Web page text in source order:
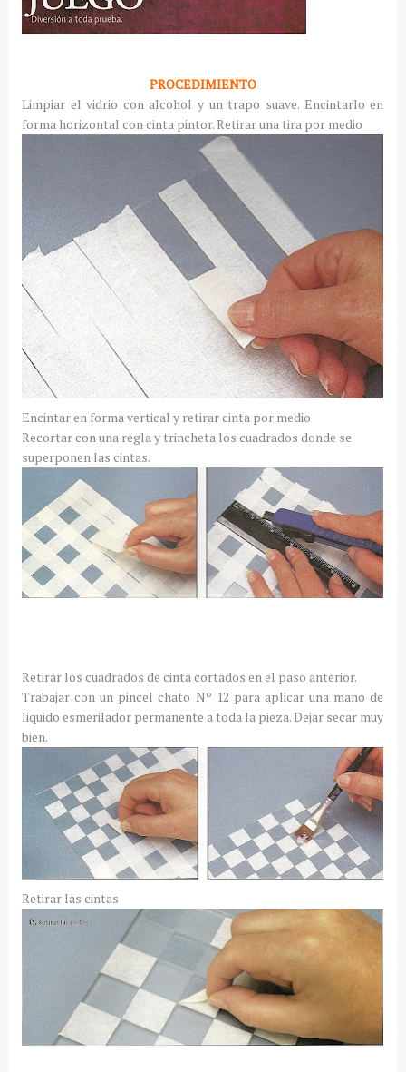
PROCEDIMIENTO
Limpiar el vidrio con alcohol y un trapo suave. Encintarlo en
forma horizontal con cinta pintor. Retirar una tira por medio
Encintar en forma vertical y retirar cinta por medio
Recortar con una regla y trincheta los cuadrados donde se
superponen las cintas.
Retirar los cuadrados de cinta cortados en el paso anterior.
Trabajar con un pincel chato Nº 12 para aplicar una mano de
liquido esmerilador permanente a toda la pieza. Dejar secar muy
bien.
Retirar las cintas